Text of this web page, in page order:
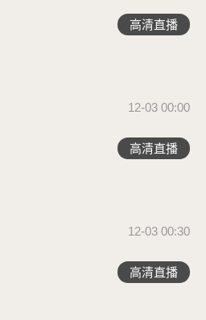
高清直播
12-03 00:00
高清直播
12-03 00:30
高清直播